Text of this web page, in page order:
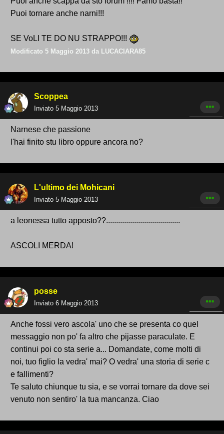
Puoi tornare anche narni!!!
SE VoLI TE DO NU STRAPPO!!!
Modificato 5 Maggio 2013 da LUCACIARA85
Scoppea
Inviato 5 Maggio 2013
Narnese che passione
l'hai finito stu libro oppure ancora no?
L'ultimo dei Mohicani
Inviato 5 Maggio 2013
a leonessa tutto apposto??.....................................
ASCOLI MERDA!
posse
Inviato 6 Maggio 2013
Anche fossi vero ascola' uno che se presenta co quel
messaggio non po' fa altro che pijasse paraculate. E
continui poi co sta serie a... Domandate, come molti di
noi, tuo figlio la vedra' mai? O vedra' una storia di serie c
e fallimenti?
Te saluto chiunque tu sia, e se vorrai tornare da dove sei
venuto non sentiro' la tua mancanza. Ciao